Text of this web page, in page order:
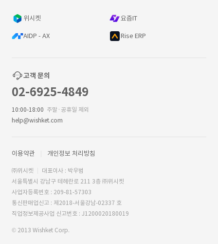
위시켓 요즘IT
AIDP - AX Rise ERP
고객 문의
02-6925-4849
10:00-18:00 주말·공휴일 제외
help@wishket.com
이용약관 개인정보 처리방침
㈜위시켓
대표이사 : 박우범
서울특별시 강남구 테헤란로 211 3층 ㈜위시켓
사업자등록번호 : 209-81-57303
통신판매업신고 : 제2018-서울강남-02337 호
직업정보제공사업 신고번호 : J1200020180019
© 2013 Wishket Corp.